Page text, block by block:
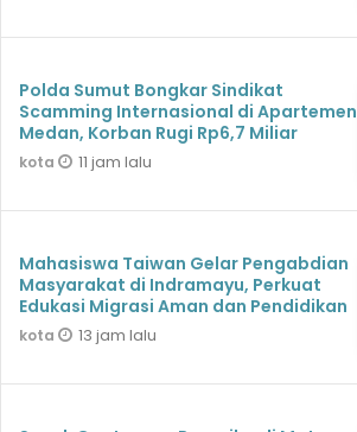
Polda Sumut Bongkar Sindikat
Scamming Internasional di Apartemen
Medan, Korban Rugi Rp6,7 Miliar
kota 11 jam lalu
Mahasiswa Taiwan Gelar Pengabdian
Masyarakat di Indramayu, Perkuat
Edukasi Migrasi Aman dan Pendidikan
kota 13 jam lalu